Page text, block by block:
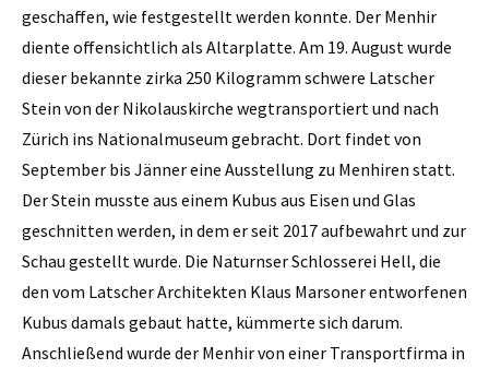
geschaffen, wie festgestellt werden konnte. Der Menhir
diente offensichtlich als Altarplatte. Am 19. August wurde
dieser bekannte zirka 250 Kilogramm schwere Latscher
Stein von der Nikolauskirche wegtransportiert und nach
Zürich ins Nationalmuseum gebracht. Dort findet von
September bis Jänner eine Ausstellung zu Menhiren statt.
Der Stein musste aus einem Kubus aus Eisen und Glas
geschnitten werden, in dem er seit 2017 aufbewahrt und zur
Schau gestellt wurde. Die Naturnser Schlosserei Hell, die
den vom Latscher Architekten Klaus Marsoner entworfenen
Kubus damals gebaut hatte, kümmerte sich darum.
Anschließend wurde der Menhir von einer Transportfirma in